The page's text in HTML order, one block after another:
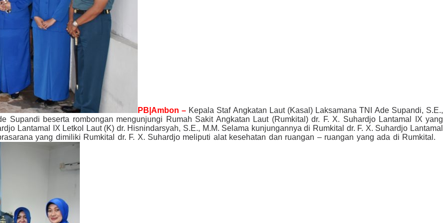
PB|Ambon – Kepala Staf Angkatan Laut (Kasal) Laksamana TNI Ade Supandi, S.E.,
Supandi beserta rombongan mengunjungi Rumah Sakit Angkatan Laut (Rumkital) dr. F. X. Suhardjo Lantamal IX yang
Lantamal IX Letkol Laut (K) dr. Hisnindarsyah, S.E., M.M. Selama kunjungannya di Rumkital dr. F. X. Suhardjo Lantamal
yang dimiliki Rumkital dr. F. X. Suhardjo meliputi alat kesehatan dan ruangan – ruangan yang ada di Rumkital.